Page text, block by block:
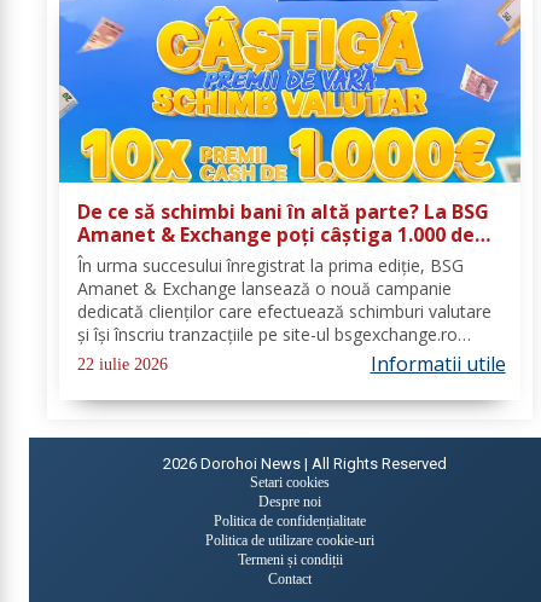
De ce să schimbi bani în altă parte? La BSG
Amanet & Exchange poți câștiga 1.000 de
euro cash!
În urma succesului înregistrat la prima ediție, BSG
Amanet & Exchange lansează o nouă campanie
dedicată clienților care efectuează schimburi valutare
și își înscriu tranzacțiile pe site-ul bsgexchange.ro
Operațiunile pot fi realizate în agenții în perioada 20
22 iulie 2026 Informatii utile
2026 Dorohoi News | All Rights Reserved
Setari cookies
Despre noi
Politica de confidențialitate
Politica de utilizare cookie-uri
Termeni și condiții
Contact